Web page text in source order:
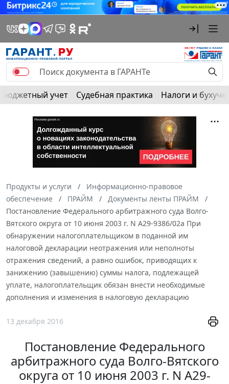
Бюджетный учет Судебная практика Налоги и
Продукты и услуги
Информационно-правовое
обеспечение
ПРАЙМ
Документы ленты ПРАЙМ
Постановление Федерального арбитражного суда Волго-
Вятского округа от 10 июня 2003 г. N А29-9386/02а При
обнаружении налогоплательщиком в поданной им
налоговой декларации неотражения или неполноты
отражения сведений, а равно ошибок, приводящих к
занижению (завышению) суммы налога, подлежащей
уплате, налогоплательщик обязан внести необходимые
дополнения и изменения в налоговую декларацию
13 декабря 2016
Постановление Федерального
арбитражного суда Волго-Вятского
округа от 10 июня 2003 г. N А29-